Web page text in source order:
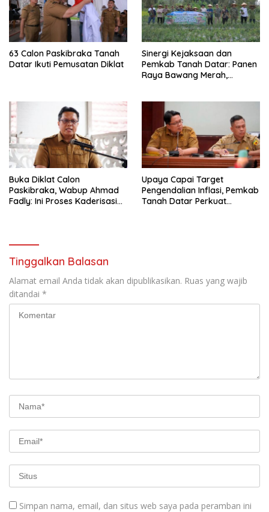
63 Calon Paskibraka Tanah
Datar Ikuti Pemusatan Diklat
Sinergi Kejaksaan dan
Pemkab Tanah Datar: Panen
Raya Bawang Merah,
Buka Diklat Calon
Paskibraka, Wabup Ahmad
Fadly: Ini Proses Kaderisasi
Upaya Capai Target
Pengendalian Inflasi, Pemkab
Tanah Datar Perkuat
Tinggalkan Balasan
Alamat email Anda tidak akan dipublikasikan. Ruas yang wajib
ditandai *
Simpan nama, email, dan situs web saya pada peramban ini